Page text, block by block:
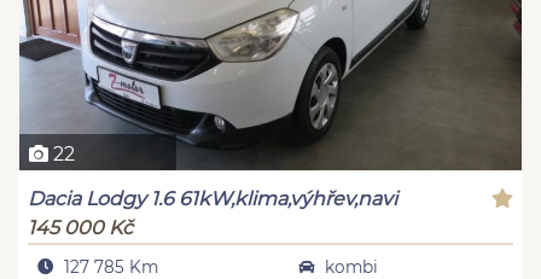
22
Dacia Lodgy 1.6 61kW,klima,výhřev,navi
145 000 Kč
127 785 Km
kombi